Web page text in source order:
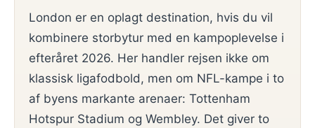
London er en oplagt destination, hvis du vil
kombinere storbytur med en kampoplevelse i
efteråret 2026. Her handler rejsen ikke om
klassisk ligafodbold, men om NFL-kampe i to
af byens markante arenaer: Tottenham
Hotspur Stadium og Wembley. Det giver to